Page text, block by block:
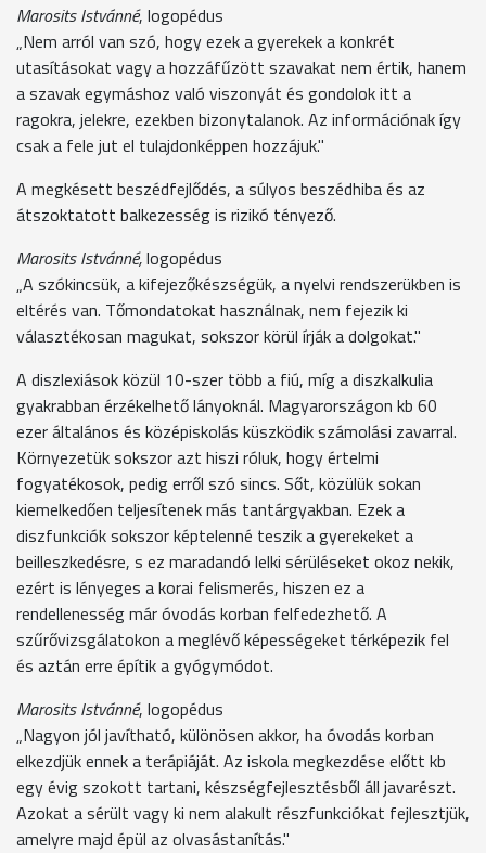
Marosits Istvánné, logopédus
„Nem arról van szó, hogy ezek a gyerekek a konkrét
utasításokat vagy a hozzáfűzött szavakat nem értik, hanem
a szavak egymáshoz való viszonyát és gondolok itt a
ragokra, jelekre, ezekben bizonytalanok. Az információnak így
csak a fele jut el tulajdonképpen hozzájuk."
A megkésett beszédfejlődés, a súlyos beszédhiba és az
átszoktatott balkezesség is rizikó tényező.
Marosits Istvánné,logopédus
„A szókincsük, a kifejezőkészségük, a nyelvi rendszerükben is
eltérés van. Tőmondatokat használnak, nem fejezik ki
választékosan magukat, sokszor körül írják a dolgokat."
A diszlexiások közül 10-szer több a fiú, míg a diszkalkulia
gyakrabban érzékelhető lányoknál. Magyarországon kb 60
ezer általános és középiskolás küszködik számolási zavarral.
Környezetük sokszor azt hiszi róluk, hogy értelmi
fogyatékosok, pedig erről szó sincs. Sőt, közülük sokan
kiemelkedően teljesítenek más tantárgyakban. Ezek a
diszfunkciók sokszor képtelenné teszik a gyerekeket a
beilleszkedésre, s ez maradandó lelki sérüléseket okoz nekik,
ezért is lényeges a korai felismerés, hiszen ez a
rendellenesség már óvodás korban felfedezhető. A
szűrővizsgálatokon a meglévő képességeket térképezik fel
és aztán erre építik a gyógymódot.
Marosits Istvánné, logopédus
„Nagyon jól javítható, különösen akkor, ha óvodás korban
elkezdjük ennek a terápiáját. Az iskola megkezdése előtt kb
egy évig szokott tartani, készségfejlesztésből áll javarészt.
Azokat a sérült vagy ki nem alakult részfunkciókat fejlesztjük,
amelyre majd épül az olvasástanítás."